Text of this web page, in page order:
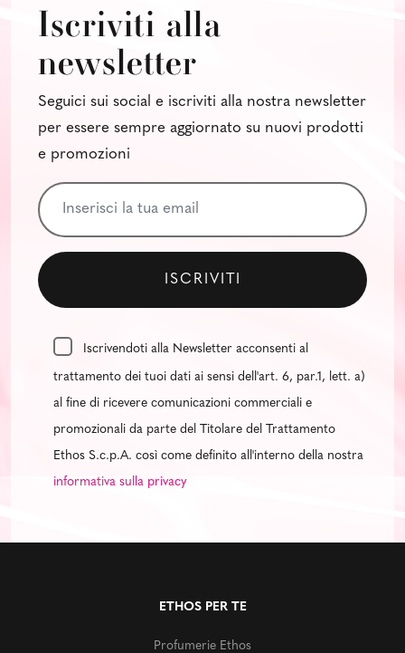
Iscriviti alla
newsletter
Seguici sui social e iscriviti alla nostra newsletter
per essere sempre aggiornato su nuovi prodotti
e promozioni
Iscrivendoti alla Newsletter acconsenti al
trattamento dei tuoi dati ai sensi dell'art. 6, par.1, lett. a)
al fine di ricevere comunicazioni commerciali e
promozionali da parte del Titolare del Trattamento
Ethos S.c.p.A. così come definito all'interno della nostra
informativa sulla privacy
ETHOS PER TE
Profumerie Ethos